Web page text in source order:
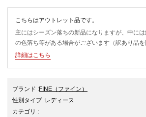
こちらはアウトレット品です。
主にはシーズン落ちの新品になりますが、中に
の色落ち等がある場合がございます（訳あり品を
詳細はこちら
ブランド :FINE （ファイン）
性別タイプ:レディース
カテゴリ :